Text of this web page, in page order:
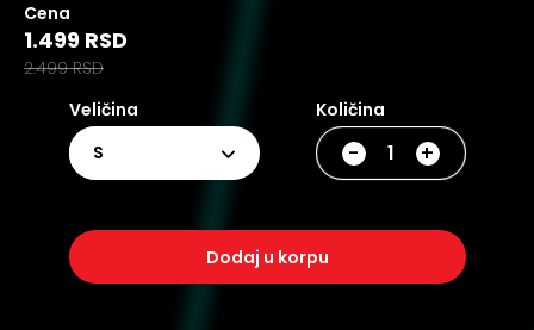
Cena
1.499 RSD
2.499 RSD
Veličina
S
Količina
- +
dodaj u korpu